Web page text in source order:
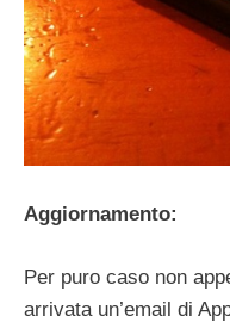
Aggiornamento:
Per puro caso non
arrivata un’email di